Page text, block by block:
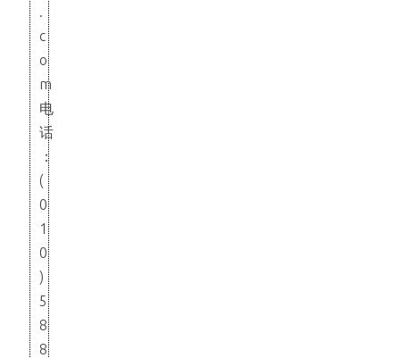
.
c
o
m
电
话
：
(
0
1
0
)
5
8
8